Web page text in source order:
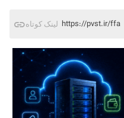
لینک کوتاه https://pvst.ir/ffa